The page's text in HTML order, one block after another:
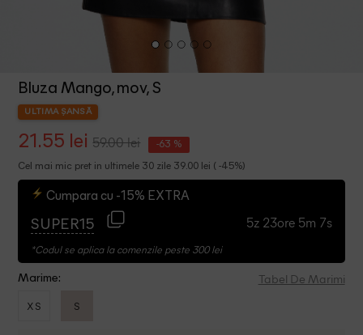
Bluza Mango, mov, S
ULTIMA ȘANSĂ
21.55 lei 59.00 lei -63 %
Cel mai mic pret in ultimele 30 zile 39.00 lei ( -45%)
Cumpara cu -15% EXTRA
SUPER15 5z 23ore 5m 7s
*Codul se aplica la comenzile peste 300 lei
Marime: Tabel De Marimi
XS S